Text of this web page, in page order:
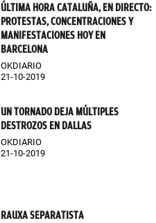
ÚLTIMA HORA CATALUÑA, EN DIRECTO:
PROTESTAS, CONCENTRACIONES Y
MANIFESTACIONES HOY EN
BARCELONA
OKDIARIO
21-10-2019
UN TORNADO DEJA MÚLTIPLES
DESTROZOS EN DALLAS
OKDIARIO
21-10-2019
RAUXA SEPARATISTA